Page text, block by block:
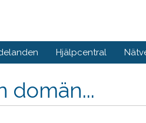
Hjälpcentral
domän...